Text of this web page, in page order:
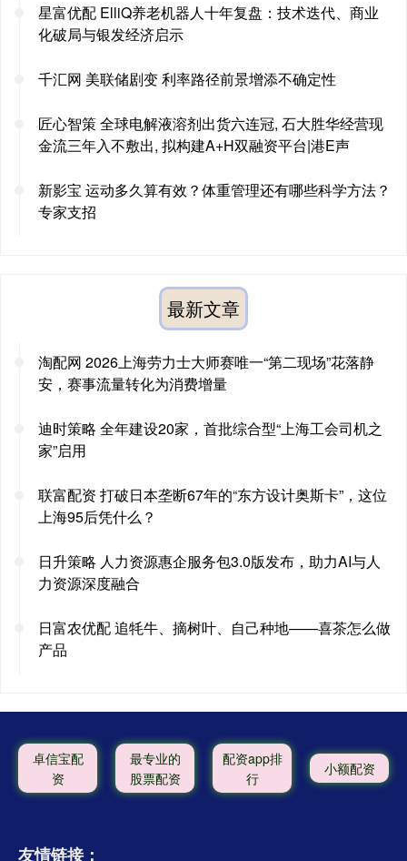
星富优配 ElliQ养老机器人十年复盘：技术迭代、商业
化破局与银发经济启示
千汇网 美联储剧变 利率路径前景增添不确定性
匠心智策 全球电解液溶剂出货六连冠, 石大胜华经营现
金流三年入不敷出, 拟构建A+H双融资平台|港E声
新影宝 运动多久算有效？体重管理还有哪些科学方法？
专家支招
最新文章
淘配网 2026上海劳力士大师赛唯一“第二现场”花落静
安，赛事流量转化为消费增量
迪时策略 全年建设20家，首批综合型“上海工会司机之
家”启用
联富配资 打破日本垄断67年的“东方设计奥斯卡”，这位
上海95后凭什么？
日升策略 人力资源惠企服务包3.0版发布，助力AI与人
力资源深度融合
日富农优配 追牦牛、摘树叶、自己种地——喜茶怎么做
产品
卓信宝配
资
最专业的
股票配资
配资app排
行
小额配资
友情链接：